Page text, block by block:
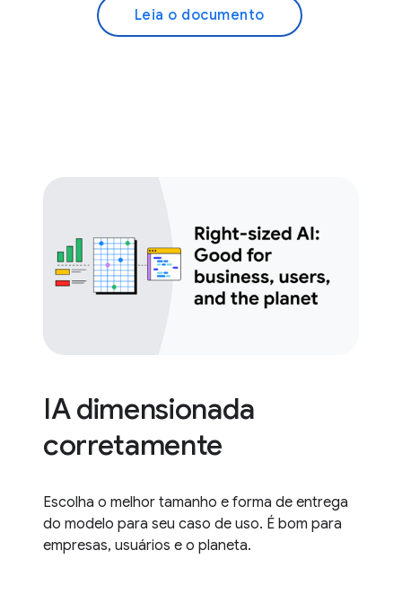
Leia o documento
IA dimensionada
corretamente
Escolha o melhor tamanho e forma de entrega
do modelo para seu caso de uso. É bom para
empresas, usuários e o planeta.